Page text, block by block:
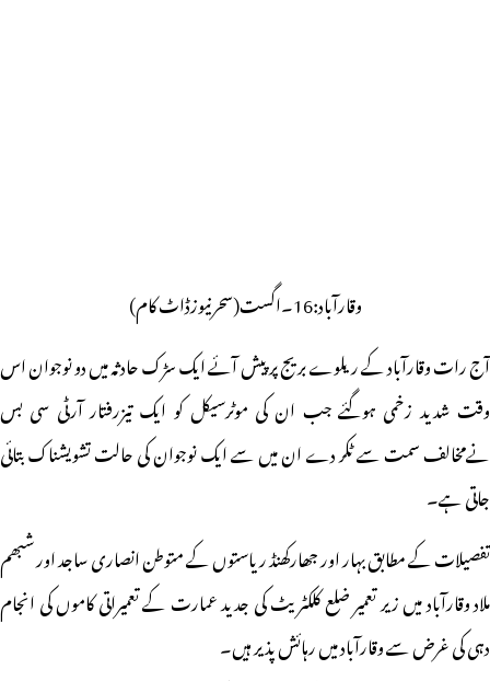
وقارآباد:16۔اگست(سحرنیوزڈاٹ کام)
آج رات وقارآباد کے ریلوے بریج پر پیش آئے ایک سڑک حادثہ میں دو نوجوان اس
وقت شدید زخمی ہوگئے جب ان کی موٹرسیکل کو ایک تیزرفتار آرٹی سی بس
نےمخالف سمت سے ٹکر دے ان میں سے ایک نوجوان کی حالت تشویشناک بتائی
جاتی ہے۔
تفصیلات کے مطابق بہار اور جھارکھنڈ ریاستوں کے متوطن انصاری ساجد اور شبھم
ملاد وقارآباد میں زیر تعمیر ضلع کلکٹریٹ کی جدید عمارت کے تعمیراتی کاموں کی انجام
دہی کی غرض سے وقارآباد میں رہائش پذیر ہیں۔